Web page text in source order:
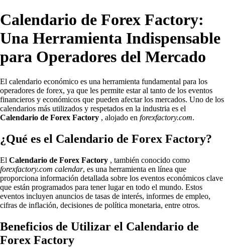
Calendario de Forex Factory:
Una Herramienta Indispensable
para Operadores del Mercado
El calendario económico es una herramienta fundamental para los
operadores de forex, ya que les permite estar al tanto de los eventos
financieros y económicos que pueden afectar los mercados. Uno de los
calendarios más utilizados y respetados en la industria es el
Calendario de Forex Factory , alojado en forexfactory.com.
¿Qué es el Calendario de Forex Factory?
El Calendario de Forex Factory , también conocido como
forexfactory.com calendar, es una herramienta en línea que
proporciona información detallada sobre los eventos económicos clave
que están programados para tener lugar en todo el mundo. Estos
eventos incluyen anuncios de tasas de interés, informes de empleo,
cifras de inflación, decisiones de política monetaria, entre otros.
Beneficios de Utilizar el Calendario de
Forex Factory